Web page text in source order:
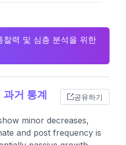
력 및 심층 분석을 위한
거 통계 공유하기
minor decreases,
and post frequency is